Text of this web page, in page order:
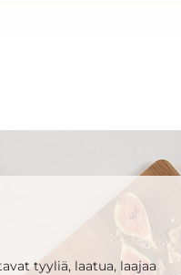
tyyliä, laatua, laajaa